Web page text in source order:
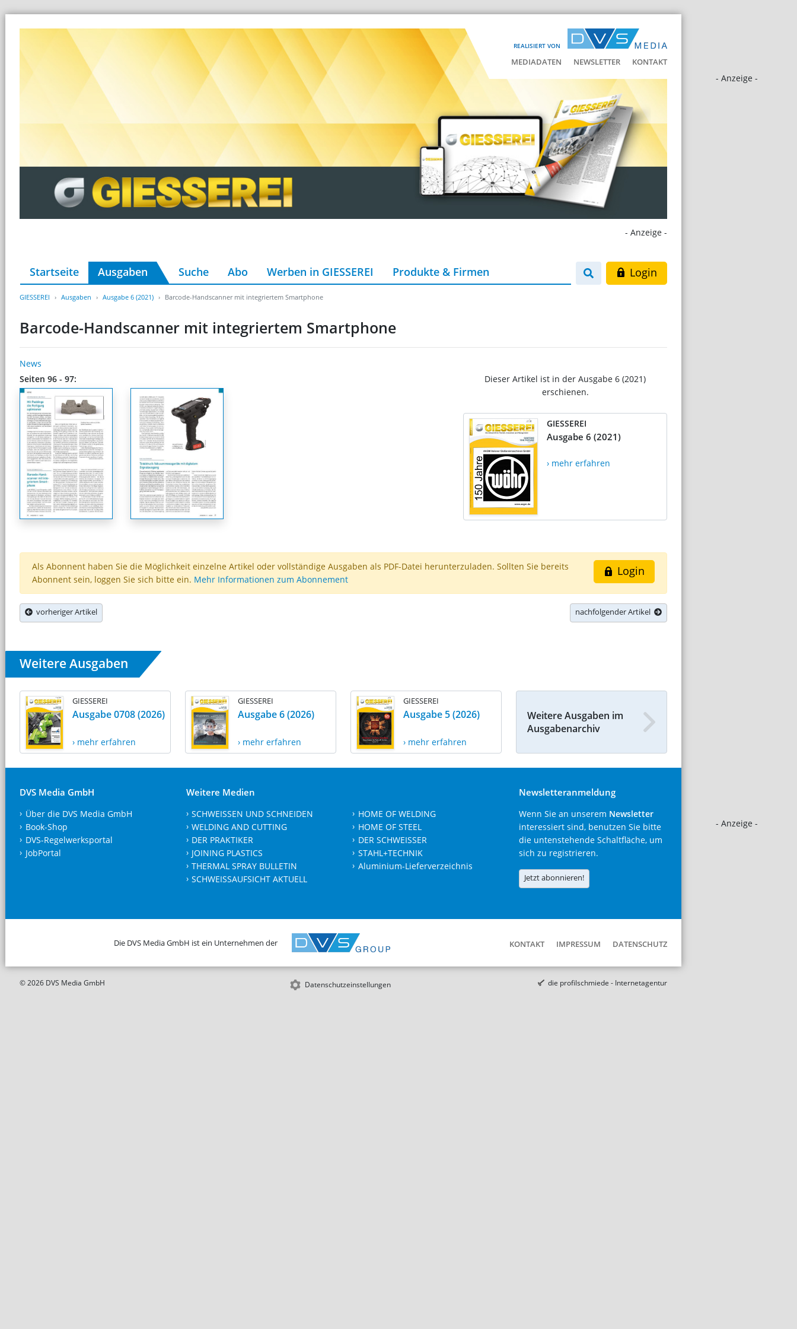
REALISIERT VON
MEDIADATEN NEWSLETTER KONTAKT
- Anzeige -
- Anzeige -
- Anzeige -
Startseite Ausgaben Suche Abo Werben in GIESSEREI Produkte & Firmen Login
GIESSEREI Ausgaben Ausgabe 6 (2021) Barcode-Handscanner mit integriertem Smartphone
Barcode-Handscanner mit integriertem Smartphone
News
Seiten 96 - 97:
Dieser Artikel ist in der Ausgabe 6 (2021)
erschienen.
GIESSEREI
Ausgabe 6 (2021)
› mehr erfahren
Login
Als Abonnent haben Sie die Möglichkeit einzelne Artikel oder vollständige Ausgaben als PDF-Datei herunterzuladen. Sollten Sie bereits
Abonnent sein, loggen Sie sich bitte ein. Mehr Informationen zum Abonnement
vorheriger Artikel nachfolgender Artikel
Weitere Ausgaben
GIESSEREI
Ausgabe 0708 (2026)
› mehr erfahren
GIESSEREI
Ausgabe 6 (2026)
› mehr erfahren
GIESSEREI
Ausgabe 5 (2026)
› mehr erfahren
Weitere Ausgaben im
Ausgabenarchiv
DVS Media GmbH
Über die DVS Media GmbH
Book-Shop
DVS-Regelwerksportal
JobPortal
Weitere Medien
SCHWEISSEN UND SCHNEIDEN
WELDING AND CUTTING
DER PRAKTIKER
JOINING PLASTICS
THERMAL SPRAY BULLETIN
SCHWEISSAUFSICHT AKTUELL
HOME OF WELDING
HOME OF STEEL
DER SCHWEISSER
STAHL+TECHNIK
Aluminium-Lieferverzeichnis
Newsletteranmeldung
Wenn Sie an unserem Newsletter
interessiert sind, benutzen Sie bitte
die untenstehende Schaltfläche, um
sich zu registrieren.
Jetzt abonnieren!
Die DVS Media GmbH ist ein Unternehmen der KONTAKT IMPRESSUM DATENSCHUTZ
© 2026 DVS Media GmbH Datenschutzeinstellungen die profilschmiede - Internetagentur